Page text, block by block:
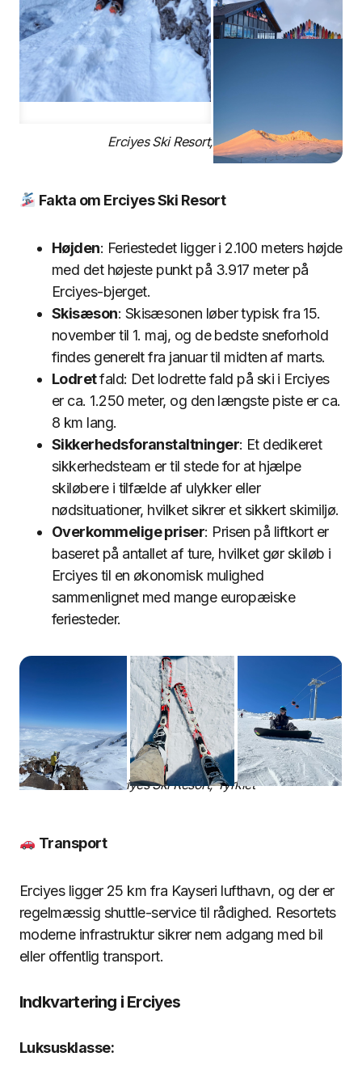
Erciyes Ski Resort, Tyrkiet
Fakta om Erciyes Ski Resort
Højden: Feriestedet ligger i 2.100 meters højde
med det højeste punkt på 3.917 meter på
Erciyes-bjerget.
Skisæson: Skisæsonen løber typisk fra 15.
november til 1. maj, og de bedste sneforhold
findes generelt fra januar til midten af marts.
Lodretfald: Det lodrette fald på ski i Erciyes
er ca. 1.250 meter, og den længste piste er ca.
8 km lang.
Sikkerhedsforanstaltninger: Et dedikeret
sikkerhedsteam er til stede for at hjælpe
skiløbere i tilfælde af ulykker eller
nødsituationer, hvilket sikrer et sikkert skimiljø.
Overkommelige priser: Prisen på liftkort er
baseret på antallet af ture, hvilket gør skiløb i
Erciyes til en økonomisk mulighed
sammenlignet med mange europæiske
feriesteder.
Erciyes Ski Resort, Tyrkiet
Transport
Erciyes ligger 25 km fra Kayseri lufthavn, og der er
regelmæssig shuttle-service til rådighed. Resortets
moderne infrastruktur sikrer nem adgang med bil
eller offentlig transport.
Indkvartering i Erciyes
Luksusklasse: